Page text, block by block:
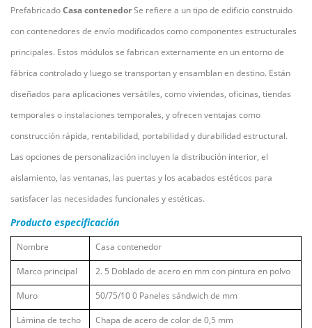
PrefabricadoCasa contenedorSe refiere a un tipo de edificio construido
con contenedores de envío modificados como componentes estructurales
principales. Estos módulos se fabrican externamente en un entorno de
fábrica controlado y luego se transportan y ensamblan en destino. Están
diseñados para aplicaciones versátiles, como viviendas, oficinas, tiendas
temporales o instalaciones temporales, y ofrecen ventajas como
construcción rápida, rentabilidad, portabilidad y durabilidad estructural.
Las opciones de personalización incluyen la distribución interior, el
aislamiento, las ventanas, las puertas y los acabados estéticos para
satisfacer las necesidades funcionales y estéticas.
Producto especificación
Nombre Casa contenedor
Marco principal 2. 5 Doblado de acero en mm con pintura en polvo
Muro 50/75/100 Paneles sándwich de mm
Lámina de techo Chapa de acero de color de 0,5 mm